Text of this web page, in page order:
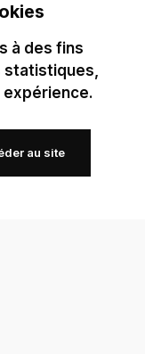
à des fins
statistiques,
au site